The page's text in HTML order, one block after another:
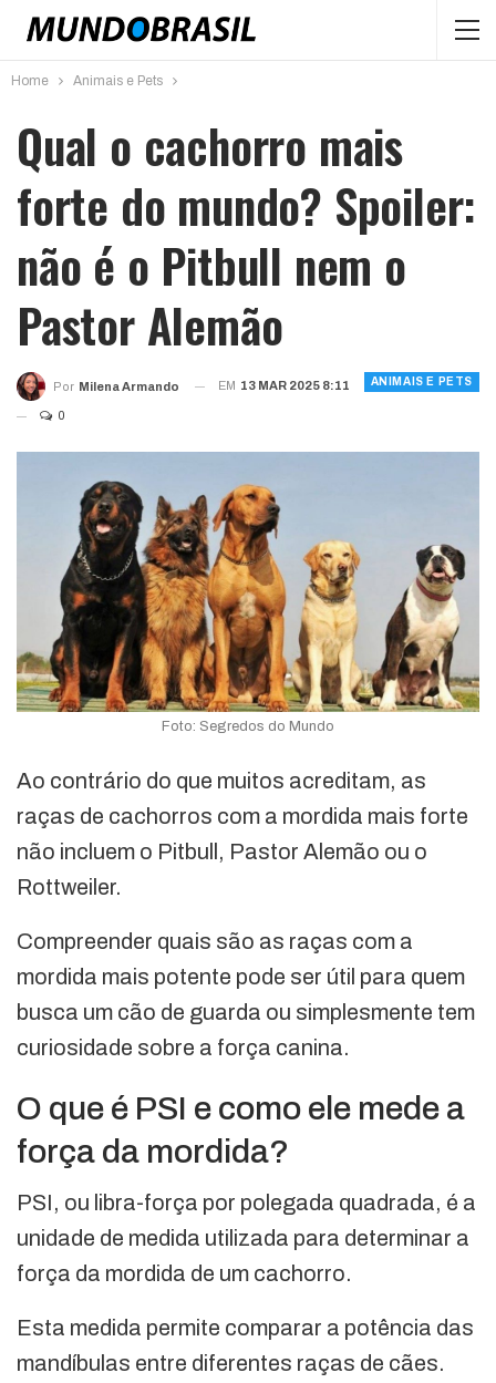
Home Animais e Pets
Qual o cachorro mais
forte do mundo? Spoiler:
não é o Pitbull nem o
Pastor Alemão
ANIMAIS E PETS
Por Milena Armando EM 13 MAR 2025 8:11
0
Foto: Segredos do Mundo
Ao contrário do que muitos acreditam, as
raças de cachorros com a mordida mais forte
não incluem o Pitbull, Pastor Alemão ou o
Rottweiler.
Compreender quais são as raças com a
mordida mais potente pode ser útil para quem
busca um cão de guarda ou simplesmente tem
curiosidade sobre a força canina.
O que é PSI e como ele mede a
força da mordida?
PSI, ou libra-força por polegada quadrada, é a
unidade de medida utilizada para determinar a
força da mordida de um cachorro.
Esta medida permite comparar a potência das
mandíbulas entre diferentes raças de cães.